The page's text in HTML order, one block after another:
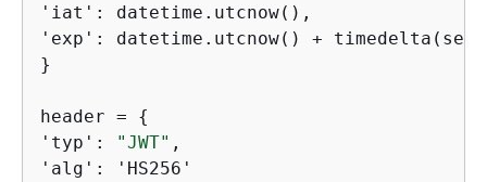
'iat': datetime.utcnow(),
'exp': datetime.utcnow() +
}
header = {
'typ':
"JWT" ,
'alg': 'HS256'